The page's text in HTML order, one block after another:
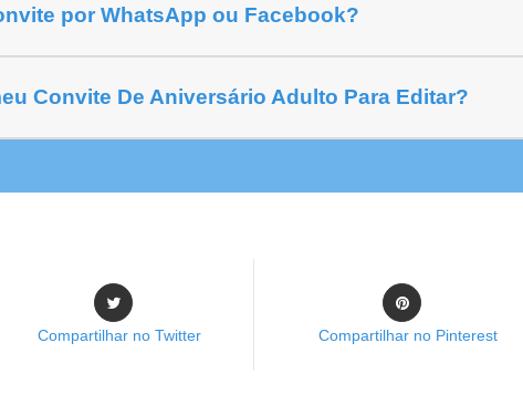
por WhatsApp ou Facebook?
Convite De Aniversário Adulto Para Editar?
Compartilhar no Twitter Compartilhar no Pinterest